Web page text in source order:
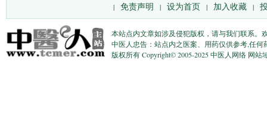
| 免责声明 | 设为首页 | 加入收藏 |
本站点内文章如涉及侵犯版权，请与我们联系。
中医人忠告：站点内之医案、用药仅供参考,任
版权所有 Copyright© 2005-2025 中医人网络 网站